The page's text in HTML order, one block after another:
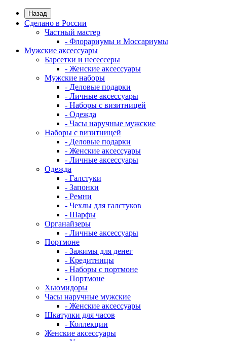
Назад
Сделано в России
Частный мастер
- Флорариумы и Моссариумы
Мужские аксессуары
Барсетки и несессеры
- Женские аксессуары
Мужские наборы
- Деловые подарки
- Личные аксессуары
- Наборы с визитницей
- Одежда
- Часы наручные мужские
Наборы с визитницей
- Деловые подарки
- Женские аксессуары
- Личные аксессуары
Одежда
- Галстуки
- Запонки
- Ремни
- Чехлы для галстуков
- Шарфы
Органайзеры
- Личные аксессуары
Портмоне
- Зажимы для денег
- Кредитницы
- Наборы с портмоне
- Портмоне
Хьюмидоры
Часы наручные мужские
- Женские аксессуары
Шкатулки для часов
- Коллекции
Женские аксессуары